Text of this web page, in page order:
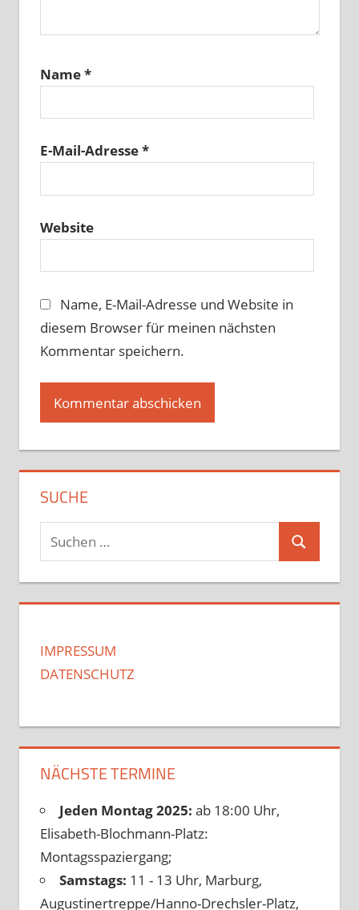
Name*
E-Mail-Adresse*
Website
Name, E-Mail-Adresse und Website in
diesem Browser für meinen nächsten
Kommentar speichern.
SUCHE
Suchen
nach:
Suchen
IMPRESSUM
DATENSCHUTZ
NÄCHSTE TERMINE
Jeden Montag 2025: ab 18:00 Uhr,
Elisabeth-Blochmann-Platz:
Montagsspaziergang;
Samstags: 11 - 13 Uhr, Marburg,
Augustinertreppe/Hanno-Drechsler-Platz,